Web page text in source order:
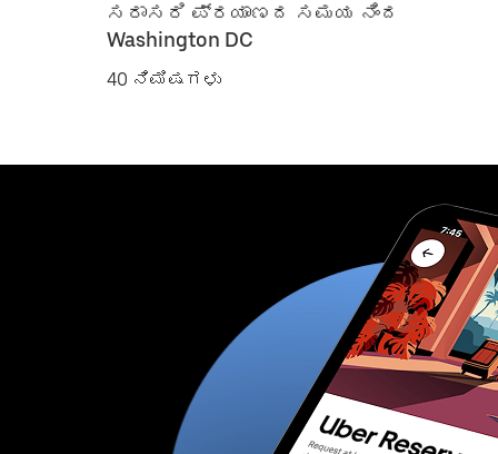
ಸರಾಸರಿ ಪ್ರಯಾಣದ ಸಮಯ ನಿಂದ
Washington DC
40 ನಿಮಿಷಗಳು